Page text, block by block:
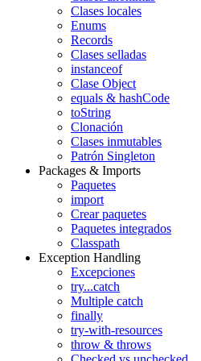
Clases locales
Enums
Records
Clases selladas
instanceof
Clase Object
equals & hashCode
toString
Clonación
Clases inmutables
Patrón Singleton
Packages & Imports
Paquetes
import
Crear paquetes
Paquetes integrados
Classpath
Exception Handling
Excepciones
try...catch
Multiple catch
finally
try-with-resources
throw & throws